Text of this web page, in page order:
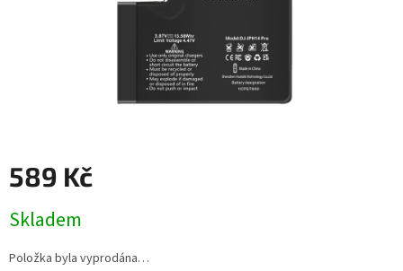
589 Kč
cena:
Skladem
Položka byla vyprodána…